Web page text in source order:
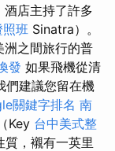
店主持了許多
照班 Sinatra）。
洲之間旅行的普
發 如果飛機從清
們建議您留在機
關鍵字排名 南
Key 台中美式整
，襯有一英里